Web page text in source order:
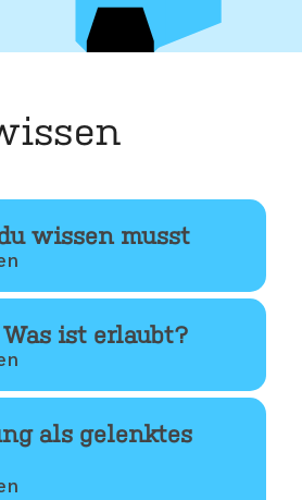
wissen musst
ist erlaubt?
als gelenktes